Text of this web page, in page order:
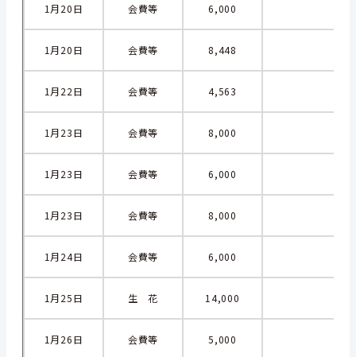
1月20日 会費等 6,000
1月20日 会費等 8,448
1月22日 会費等 4,563
1月23日 会費等 8,000
1月23日 会費等 6,000
1月23日 会費等 8,000
1月24日 会費等 6,000
1月25日 生 花 14,000
1月26日 会費等 5,000